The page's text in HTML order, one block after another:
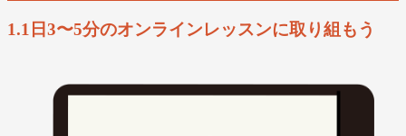
1.1日3〜5分のオンラインレッスンに取り組もう